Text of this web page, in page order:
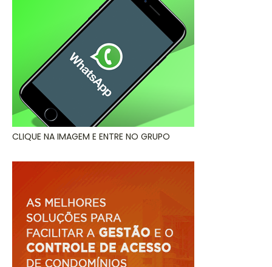
CLIQUE NA IMAGEM E ENTRE NO GRUPO